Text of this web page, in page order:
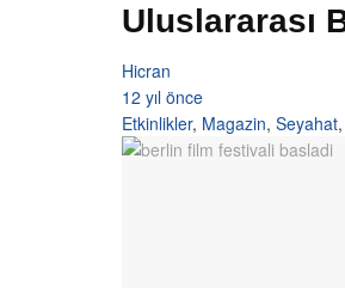
Uluslararası
Hicran
12 yıl önce
Etkinlikler, Magazin, Seyahat,